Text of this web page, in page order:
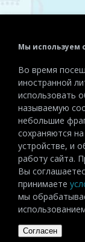
Эл.
Мы используем
Во время
иностранной литературы
использовать
называемую cookie. Файлы cookie
небольшие
сохраняются на вашем компьютере или мобильном
устройстве, и
работу сайта. Продолжая просматривать данный сайт,
Вы
принимаете
мы
Согласен